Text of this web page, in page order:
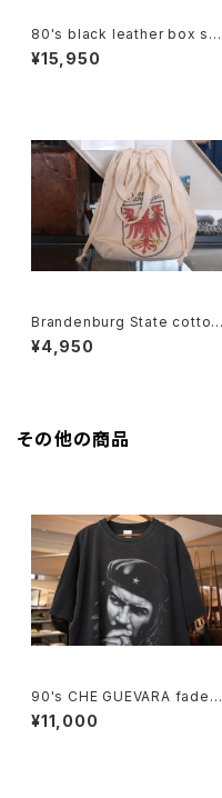
80's black leather box sho
ulder Bag w/ tassel accent
¥15,950
Brandenburg State cotton
souvenir drawstring Bag
¥4,950
その他の商品
90's CHE GUEVARA fade-b
lack cotton photo print Te
e
¥11,000